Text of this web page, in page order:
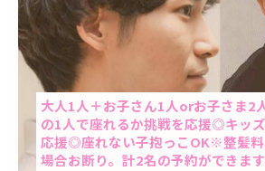
スキンケア
大塚 隠れ家美
女性限定 ブリーチなし
リタッチ カラー 当
当日予約OK
大人1人＋お子さん1人orお子さま2
の1人で座れるか挑戦を応援◎キッ
応援◎座れない子抱っこOK※整髪料
場合お断り。計2名の予約ができます